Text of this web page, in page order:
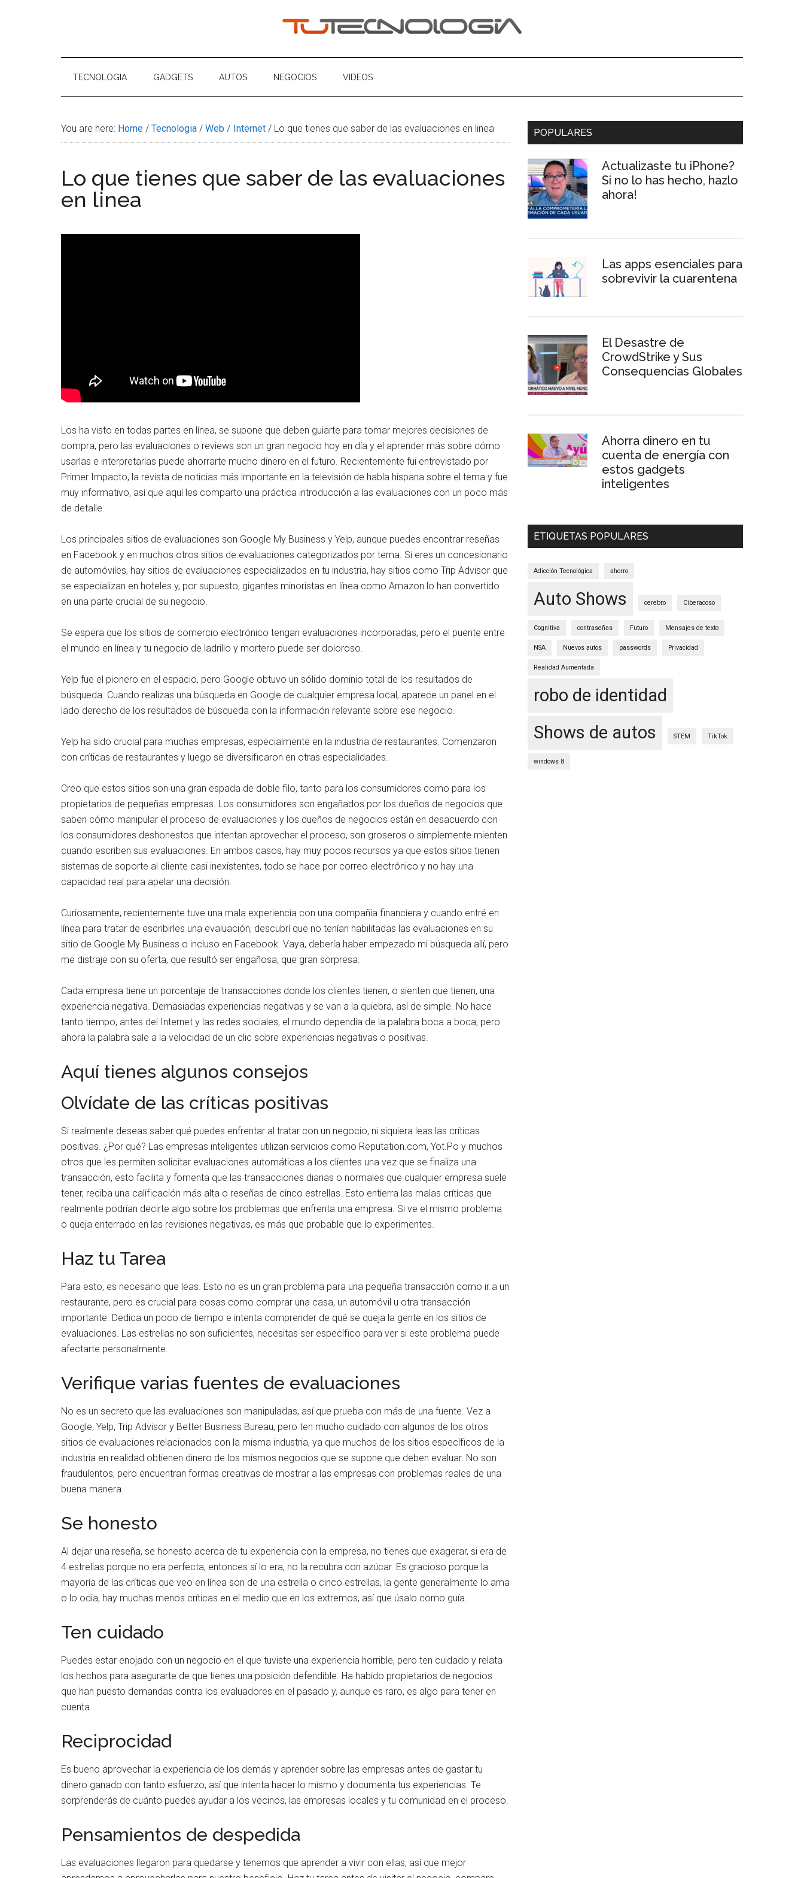
Tu
Tecnologia
TECNOLOGIA GADGETS AUTOS NEGOCIOS VIDEOS
You are here: Home / Tecnologia / Web / Internet / Lo que tienes que saber de las evaluaciones en linea
Lo que tienes que saber de las evaluaciones
en linea
Los ha visto en todas partes en línea, se supone que deben guiarte para tomar mejores decisiones de
compra, pero las evaluaciones o reviews son un gran negocio hoy en día y el aprender más sobre cómo
usarlas e interpretarlas puede ahorrarte mucho dinero en el futuro. Recientemente fui entrevistado por
Primer Impacto, la revista de noticias más importante en la televisión de habla hispana sobre el tema y fue
muy informativo, así que aquí les comparto una práctica introducción a las evaluaciones con un poco más
de detalle.
Los principales sitios de evaluaciones son Google My Business y Yelp, aunque puedes encontrar reseñas
en Facebook y en muchos otros sitios de evaluaciones categorizados por tema. Si eres un concesionario
de automóviles, hay sitios de evaluaciones especializados en tu industria, hay sitios como Trip Advisor que
se especializan en hoteles y, por supuesto, gigantes minoristas en línea como Amazon lo han convertido
en una parte crucial de su negocio.
Se espera que los sitios de comercio electrónico tengan evaluaciones incorporadas, pero el puente entre
el mundo en línea y tu negocio de ladrillo y mortero puede ser doloroso.
Yelp fue el pionero en el espacio, pero Google obtuvo un sólido dominio total de los resultados de
búsqueda. Cuando realizas una búsqueda en Google de cualquier empresa local, aparece un panel en el
lado derecho de los resultados de búsqueda con la información relevante sobre ese negocio.
Yelp ha sido crucial para muchas empresas, especialmente en la industria de restaurantes. Comenzaron
con críticas de restaurantes y luego se diversificaron en otras especialidades.
Creo que estos sitios son una gran espada de doble filo, tanto para los consumidores como para los
propietarios de pequeñas empresas. Los consumidores son engañados por los dueños de negocios que
saben cómo manipular el proceso de evaluaciones y los dueños de negocios están en desacuerdo con
los consumidores deshonestos que intentan aprovechar el proceso, son groseros o simplemente mienten
cuando escriben sus evaluaciones. En ambos casos, hay muy pocos recursos ya que estos sitios tienen
sistemas de soporte al cliente casi inexistentes, todo se hace por correo electrónico y no hay una
capacidad real para apelar una decisión.
Curiosamente, recientemente tuve una mala experiencia con una compañía financiera y cuando entré en
línea para tratar de escribirles una evaluación, descubrí que no tenían habilitadas las evaluaciones en su
sitio de Google My Business o incluso en Facebook. Vaya, debería haber empezado mi búsqueda allí, pero
me distraje con su oferta, que resultó ser engañosa, que gran sorpresa.
Cada empresa tiene un porcentaje de transacciones donde los clientes tienen, o sienten que tienen, una
experiencia negativa. Demasiadas experiencias negativas y se van a la quiebra, así de simple. No hace
tanto tiempo, antes del Internet y las redes sociales, el mundo dependía de la palabra boca a boca, pero
ahora la palabra sale a la velocidad de un clic sobre experiencias negativas o positivas.
Aquí tienes algunos consejos
Olvídate de las críticas positivas
Si realmente deseas saber qué puedes enfrentar al tratar con un negocio, ni siquiera leas las críticas
positivas. ¿Por qué? Las empresas inteligentes utilizan servicios como Reputation.com, Yot.Po y muchos
otros que les permiten solicitar evaluaciones automáticas a los clientes una vez que se finaliza una
transacción, esto facilita y fomenta que las transacciones diarias o normales que cualquier empresa suele
tener, reciba una calificación más alta o reseñas de cinco estrellas. Esto entierra las malas críticas que
realmente podrían decirte algo sobre los problemas que enfrenta una empresa. Si ve el mismo problema
o queja enterrado en las revisiones negativas, es más que probable que lo experimentes.
Haz tu Tarea
Para esto, es necesario que leas. Esto no es un gran problema para una pequeña transacción como ir a un
restaurante, pero es crucial para cosas como comprar una casa, un automóvil u otra transacción
importante. Dedica un poco de tiempo e intenta comprender de qué se queja la gente en los sitios de
evaluaciones. Las estrellas no son suficientes, necesitas ser específico para ver si este problema puede
afectarte personalmente.
Verifique varias fuentes de evaluaciones
No es un secreto que las evaluaciones son manipuladas, así que prueba con más de una fuente. Vez a
Google, Yelp, Trip Advisor y Better Business Bureau, pero ten mucho cuidado con algunos de los otros
sitios de evaluaciones relacionados con la misma industria, ya que muchos de los sitios específicos de la
industria en realidad obtienen dinero de los mismos negocios que se supone que deben evaluar. No son
fraudulentos, pero encuentran formas creativas de mostrar a las empresas con problemas reales de una
buena manera.
Se honesto
Al dejar una reseña, se honesto acerca de tu experiencia con la empresa, no tienes que exagerar, si era de
4 estrellas porque no era perfecta, entonces sí lo era, no la recubra con azúcar. Es gracioso porque la
mayoría de las críticas que veo en línea son de una estrella o cinco estrellas, la gente generalmente lo ama
o lo odia, hay muchas menos críticas en el medio que en los extremos, así que úsalo como guía.
Ten cuidado
Puedes estar enojado con un negocio en el que tuviste una experiencia horrible, pero ten cuidado y relata
los hechos para asegurarte de que tienes una posición defendible. Ha habido propietarios de negocios
que han puesto demandas contra los evaluadores en el pasado y, aunque es raro, es algo para tener en
cuenta.
Reciprocidad
Es bueno aprovechar la experiencia de los demás y aprender sobre las empresas antes de gastar tu
dinero ganado con tanto esfuerzo, así que intenta hacer lo mismo y documenta tus experiencias. Te
sorprenderás de cuánto puedes ayudar a los vecinos, las empresas locales y tu comunidad en el proceso.
Pensamientos de despedida
Las evaluaciones llegaron para quedarse y tenemos que aprender a vivir con ellas, así que mejor
Primary
POPULARES
Actualizaste tu iPhone?
Si no lo has hecho, hazlo
ahora!
Las apps esenciales para
sobrevivir la cuarentena
El Desastre de
CrowdStrike y Sus
Consequencias Globales
Ahorra dinero en tu
cuenta de energía con
estos gadgets
inteligentes
ETIQUETAS POPULARES
Adicción Tecnológica ahorro
Auto Shows cerebro Ciberacoso
Cognitiva contraseñas Futuro Mensajes de texto
NSA Nuevos autos passwords Privacidad
Realidad Aumentada
robo de identidad
Shows de autos
STEM TikTok
windows 8